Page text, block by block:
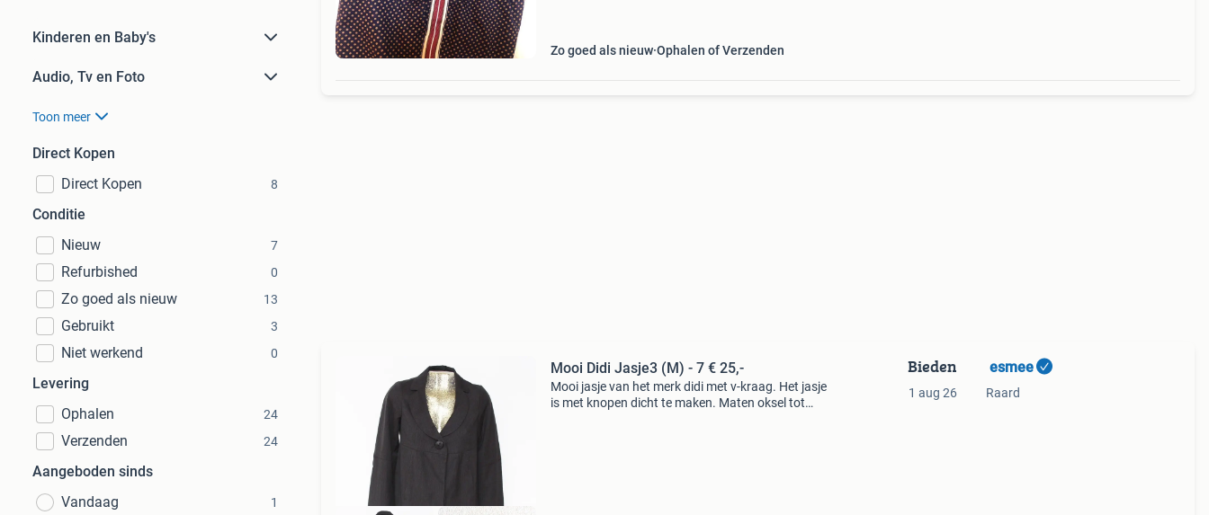
Kinderen en Baby's
Audio, Tv en Foto
Toon meer
Direct Kopen
Direct Kopen
8
Conditie
Nieuw
7
Refurbished 0
Zo goed als nieuw 13
Gebruikt 3
Niet werkend 0
Levering
Ophalen
24
Verzenden 24
Aangeboden sinds
Vandaag
1
Zo goed als nieuw Ophalen of Verzenden
Mooi Didi Jasje3 (M) - 7 € 25,-
Mooi jasje van het merk didi met v-kraag. Het jasje
is met knopen dicht te maken. Maten oksel tot
Bieden
1 aug 26
️ esmee
Raard